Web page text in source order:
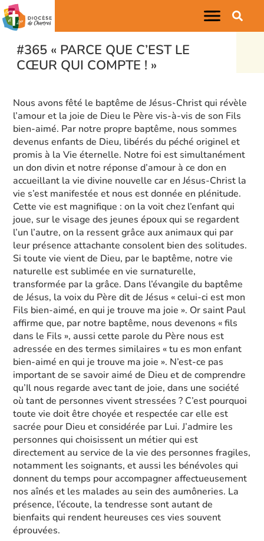
#365 « PARCE QUE C’EST LE
CŒUR QUI COMPTE ! »
Nous avons fêté le baptême de Jésus-Christ qui révèle
l’amour et la joie de Dieu le Père vis-à-vis de son Fils
bien-aimé. Par notre propre baptême, nous sommes
devenus enfants de Dieu, libérés du péché originel et
promis à la Vie éternelle. Notre foi est simultanément
un don divin et notre réponse d’amour à ce don en
accueillant la vie divine nouvelle car en Jésus-Christ la
vie s’est manifestée et nous est donnée en plénitude.
Cette vie est magnifique : on la voit chez l’enfant qui
joue, sur le visage des jeunes époux qui se regardent
l’un l’autre, on la ressent grâce aux animaux qui par
leur présence attachante consolent bien des solitudes.
Si toute vie vient de Dieu, par le baptême, notre vie
naturelle est sublimée en vie surnaturelle,
transformée par la grâce. Dans l’évangile du baptême
de Jésus, la voix du Père dit de Jésus « celui-ci est mon
Fils bien-aimé, en qui je trouve ma joie ». Or saint Paul
affirme que, par notre baptême, nous devenons « fils
dans le Fils », aussi cette parole du Père nous est
adressée en des termes similaires « tu es mon enfant
bien-aimé en qui je trouve ma joie ». N’est-ce pas
important de se savoir aimé de Dieu et de comprendre
qu’Il nous regarde avec tant de joie, dans une société
où tant de personnes vivent stressées ? C’est pourquoi
toute vie doit être choyée et respectée car elle est
sacrée pour Dieu et considérée par Lui. J’admire les
personnes qui choisissent un métier qui est
directement au service de la vie des personnes fragiles,
notamment les soignants, et aussi les bénévoles qui
donnent du temps pour accompagner affectueusement
nos aînés et les malades au sein des aumôneries. La
présence, l’écoute, la tendresse sont autant de
bienfaits qui rendent heureuses ces vies souvent
éprouvées.